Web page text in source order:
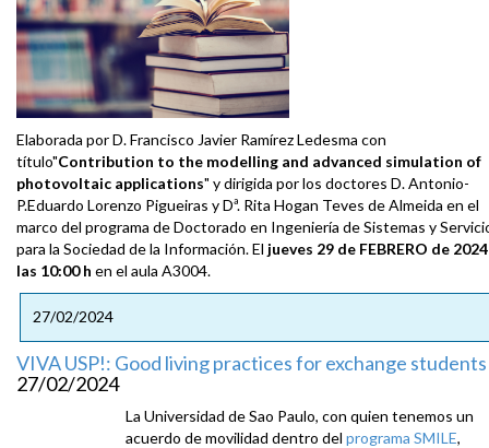
Elaborada por D. Francisco Javier Ramírez Ledesma con
título"Contribution to the modelling and advanced simulation of
photovoltaic applications" y dirigida por los doctores D. Antonio-
P.Eduardo Lorenzo Pigueiras y Dª. Rita Hogan Teves de Almeida en el
marco del programa de Doctorado en Ingeniería de Sistemas y
para la Sociedad de la Información. El jueves 29 de FEBRERO de
las 10:00 h en el aula A3004.
27/02/2024
VIVA USP!: Good living practices for exchange students
27/02/2024
La Universidad de Sao Paulo, con quien tenemos un
acuerdo de movilidad dentro del programa SMILE,